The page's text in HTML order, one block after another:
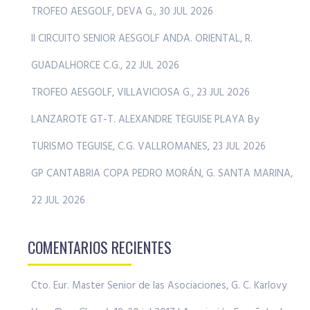
TROFEO AESGOLF, DEVA G., 30 JUL 2026
II CIRCUITO SENIOR AESGOLF ANDA. ORIENTAL, R.
GUADALHORCE C.G., 22 JUL 2026
TROFEO AESGOLF, VILLAVICIOSA G., 23 JUL 2026
LANZAROTE GT-T. ALEXANDRE TEGUISE PLAYA By
TURISMO TEGUISE, C.G. VALLROMANES, 23 JUL 2026
GP CANTABRIA COPA PEDRO MORÁN, G. SANTA MARINA,
22 JUL 2026
COMENTARIOS RECIENTES
Cto. Eur. Master Senior de las Asociaciones, G. C. Karlovy